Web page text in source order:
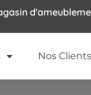
Nos Clients